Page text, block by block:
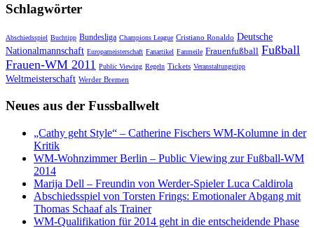
Schlagwörter
Abschiedsspiel Buchtipp Bundesliga Champions League Cristiano Ronaldo Deutsche
Nationalmannschaft Europameisterschaft Fanartikel Fanmeile Frauenfußball Fußball
Frauen-WM 2011 Public Viewing Regeln Tickets Veranstaltungstipp
Weltmeisterschaft Werder Bremen
Neues aus der Fussballwelt
„Cathy geht Style“ – Catherine Fischers WM-Kolumne in der
Kritik
WM-Wohnzimmer Berlin – Public Viewing zur Fußball-WM
2014
Marija Dell – Freundin von Werder-Spieler Luca Caldirola
Abschiedsspiel von Torsten Frings: Emotionaler Abgang mit
Thomas Schaaf als Trainer
WM-Qualifikation für 2014 geht in die entscheidende Phase